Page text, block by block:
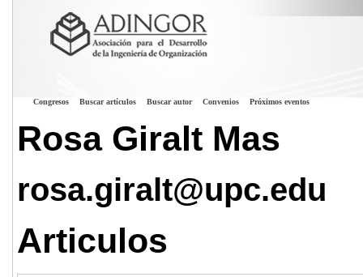
Congresos Buscar artículos Buscar autor Convenios Próximos eventos
Rosa Giralt Mas
rosa.giralt@upc.edu
Articulos